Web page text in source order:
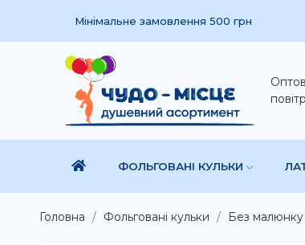
Мінімальне замовлення 500 грн
ФОЛЬГОВАНІ КУЛЬКИ
Головна Фольговані кульки Без малюнку